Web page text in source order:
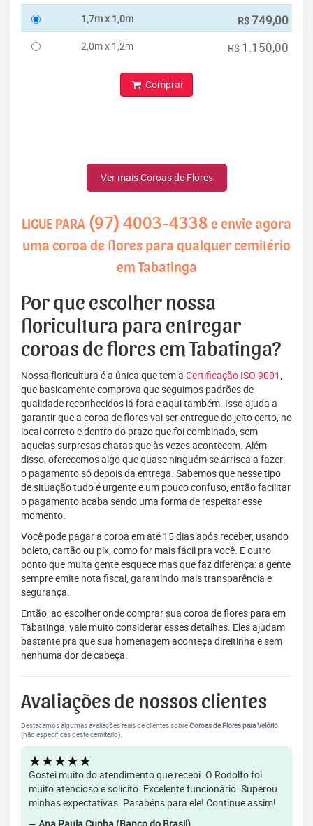
1,7m x 1,0m R$749,00
2,0m x 1,2m R$ 1.150,00
Comprar
Ver mais Coroas de Flores
LIGUE PARA (97) 4003-4338 e envie agora
uma coroa de flores para qualquer cemitério
em Tabatinga
Por que escolher nossa
floricultura para entregar
coroas de flores em Tabatinga?
Nossa floricultura é a única que tem a Certificação ISO 9001,
que basicamente comprova que seguimos padrões de
qualidade reconhecidos lá fora e aqui também. Isso ajuda a
garantir que a coroa de flores vai ser entregue do jeito certo, no
local correto e dentro do prazo que foi combinado, sem
aquelas surpresas chatas que às vezes acontecem. Além
disso, oferecemos algo que quase ninguém se arrisca a fazer:
o pagamento só depois da entrega. Sabemos que nesse tipo
de situação tudo é urgente e um pouco confuso, então facilitar
o pagamento acaba sendo uma forma de respeitar esse
momento.
Você pode pagar a coroa em até 15 dias após receber, usando
boleto, cartão ou pix, como for mais fácil pra você. E outro
ponto que muita gente esquece mas que faz diferença: a gente
sempre emite nota fiscal, garantindo mais transparência e
segurança.
Então, ao escolher onde comprar sua coroa de flores para em
Tabatinga, vale muito considerar esses detalhes. Eles ajudam
bastante pra que sua homenagem aconteça direitinha e sem
nenhuma dor de cabeça.
Avaliações de nossos clientes
Destacamos algumas avaliações reais de clientes sobreCoroas de Flores para Velório.
(não específicas deste cemitério).
★★★★★
Gostei muito do atendimento que recebi. O Rodolfo foi
muito atencioso e solícito. Excelente funcionário. Superou
minhas expectativas. Parabéns para ele! Continue assim!